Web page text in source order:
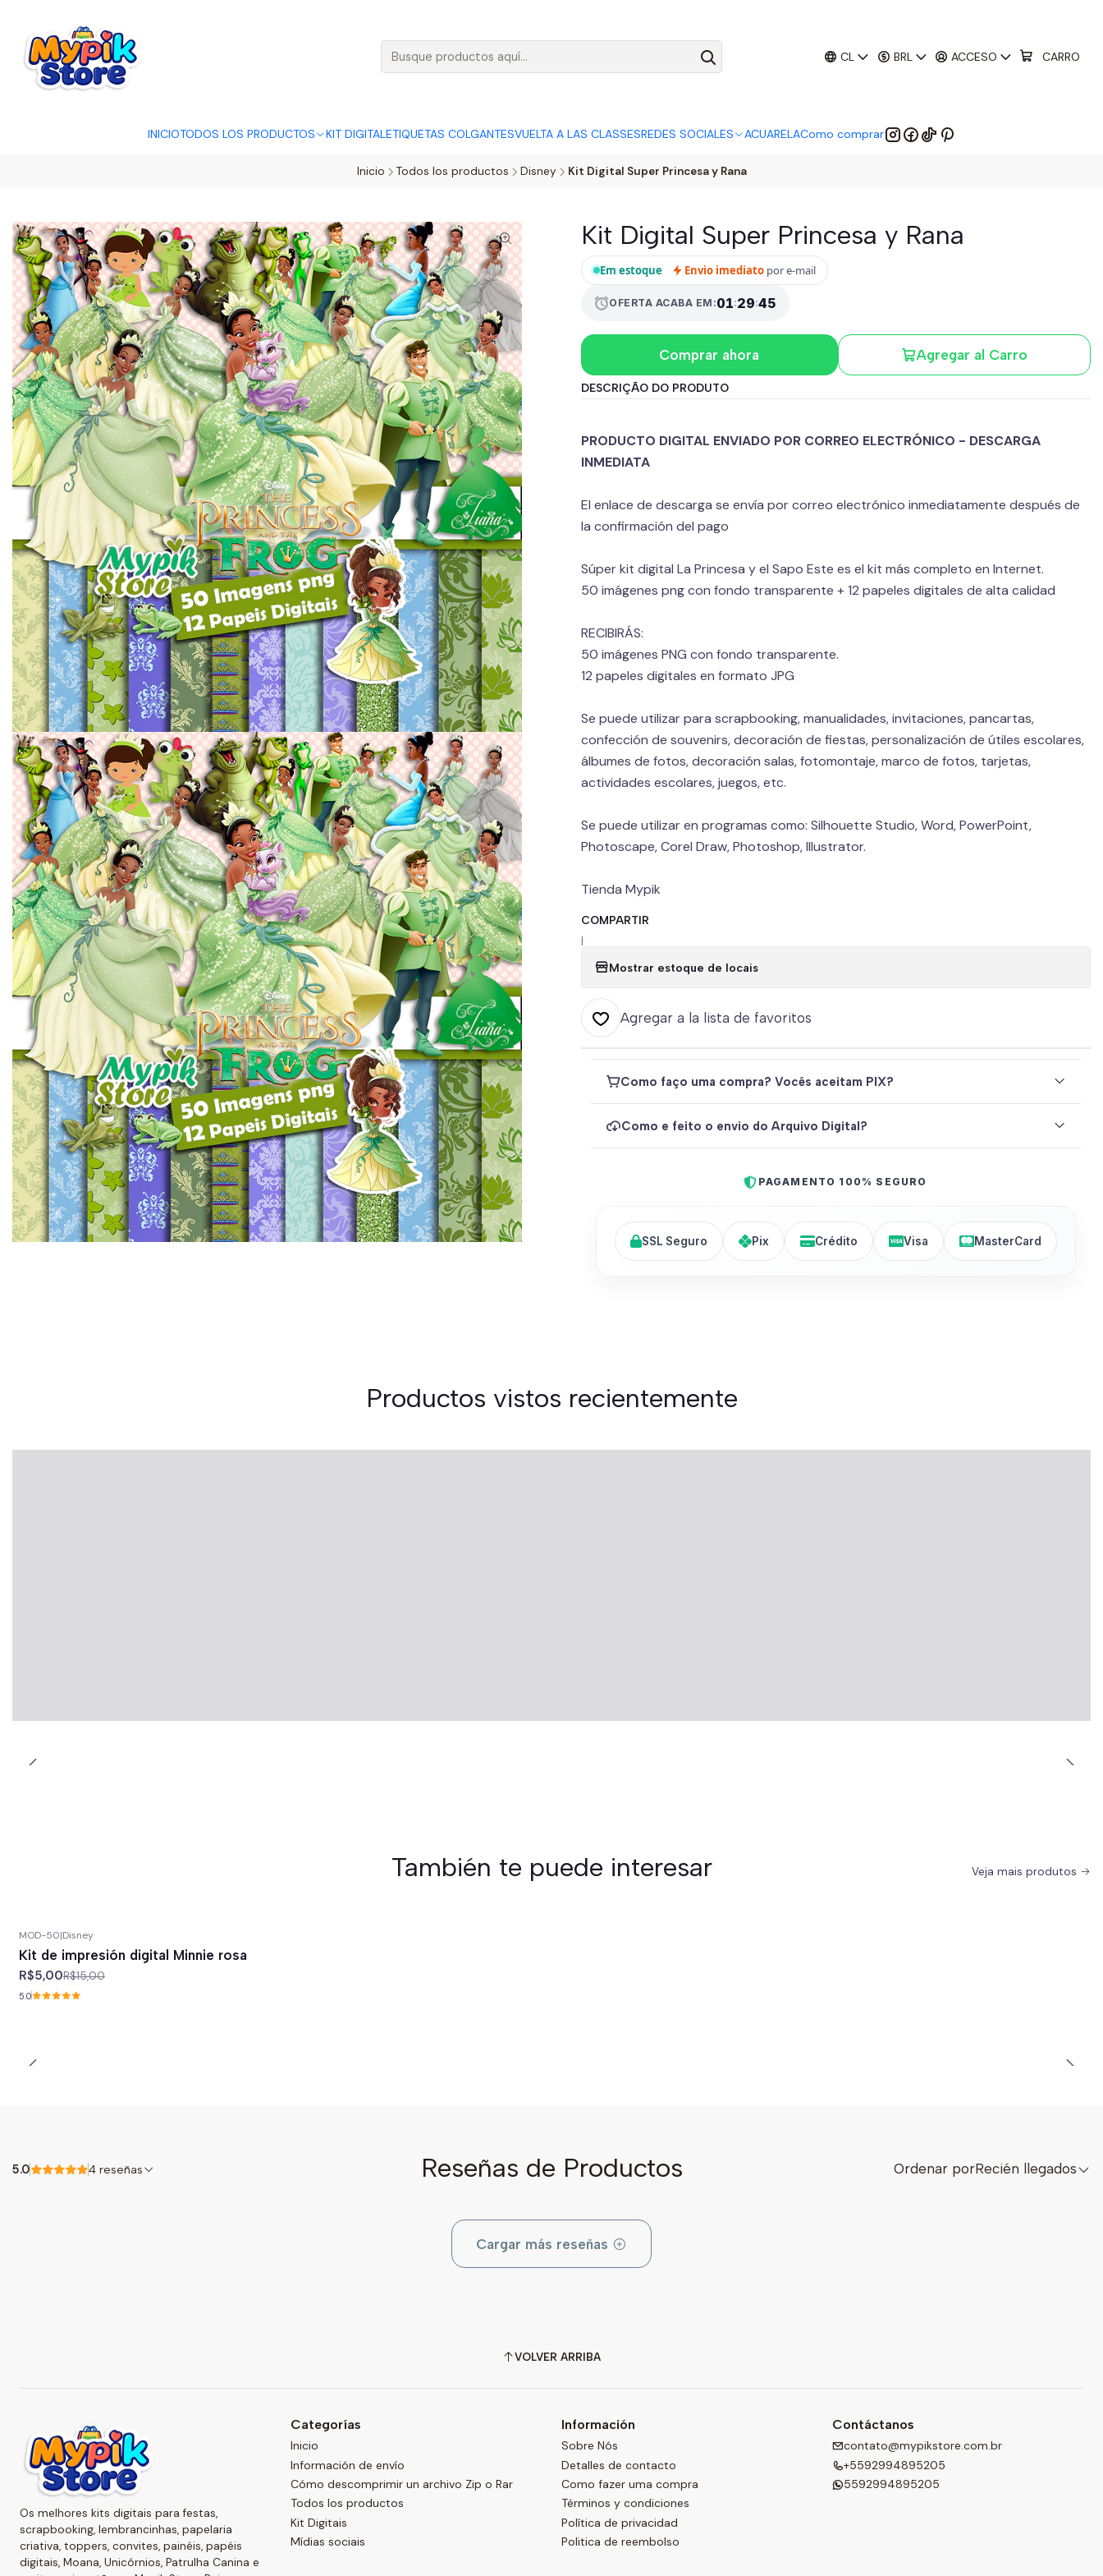
CL BRL ACCESO CARRO
INICIOTODOS LOS PRODUCTOS KIT DIGITALETIQUETAS COLGANTESVUELTA A LAS CLASSESREDES SOCIALES ACUARELAComo comprar
Inicio Todos los productos Disney Kit Digital Super Princesa y Rana
Kit Digital Super Princesa y Rana
Em estoque Envio imediato por e-mail
alarmOFERTA ACABA EM:01:29:45
Agregar al Carro
Comprar ahora
DESCRIÇÃO DO PRODUTO
PRODUCTO DIGITAL ENVIADO POR CORREO ELECTRÓNICO - DESCARGA
INMEDIATA
El enlace de descarga se envía por correo electrónico inmediatamente después de
la confirmación del pago
Súper kit digital La Princesa y el Sapo Este es el kit más completo en Internet.
50 imágenes png con fondo transparente + 12 papeles digitales de alta calidad
RECIBIRÁS:
50 imágenes PNG con fondo transparente.
12 papeles digitales en formato JPG
Se puede utilizar para scrapbooking, manualidades, invitaciones, pancartas,
confección de souvenirs, decoración de fiestas, personalización de útiles escolares,
álbumes de fotos, decoración salas, fotomontaje, marco de fotos, tarjetas,
actividades escolares, juegos, etc.
Se puede utilizar en programas como: Silhouette Studio, Word, PowerPoint,
Photoscape, Corel Draw, Photoshop, Illustrator.
Tienda Mypik
COMPARTIR
|
Mostrar estoque de locais
Agregar a la lista de favoritos
Como faço uma compra? Vocês aceitam PIX?
Como e feito o envio do Arquivo Digital?
PAGAMENTO 100% SEGURO
SSL Seguro Pix Crédito Visa MasterCard
Productos vistos recientemente
También te puede interesar Veja mais produtos
MOD-50|Disney
Kit de impresión digital Minnie rosa
R$5,00R$15,00
5.0
Reseñas de Productos
5.0 4 reseñas Ordenar porRecién llegados
Cargar más reseñas
VOLVER ARRIBA
Os melhores kits digitais para festas,
scrapbooking, lembrancinhas, papelaria
criativa, toppers, convites, painéis, papéis
digitais, Moana, Unicórnios, Patrulha Canina e
Categorías
Inicio
Información de envío
Cómo descomprimir un archivo Zip o Rar
Todos los productos
Kit Digitais
Mídias sociais
Información
Sobre Nós
Detalles de contacto
Como fazer uma compra
Términos y condiciones
Política de privacidad
Politica de reembolso
Contáctanos
contato@mypikstore.com.br
+5592994895205
5592994895205